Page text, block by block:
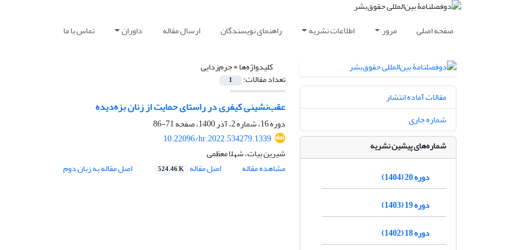
صفحه اصلی مرور اطلاعات نشریه راهنمای نویسندگان ارسال مقاله داوران تماس با ما
کلیدواژه‌ها =جرم‌زدایی
تعداد مقالات: 1
عقب‌نشینی کیفری در راستای حمایت از زنان بزه‌دیده
دوره 16، شماره 2، آذر 1400، صفحه
71-86
10.22096/hr.2022.534279.1339
شیرین بیات، شهلا معظمی
مشاهده مقاله
اصل مقاله 524.46 K اصل مقاله به زبان دوم
مقالات آماده انتشار
شماره جاری
شماره‌های پیشین نشریه
دوره 20 (1404)
دوره 19 (1403)
دوره 18 (1402)